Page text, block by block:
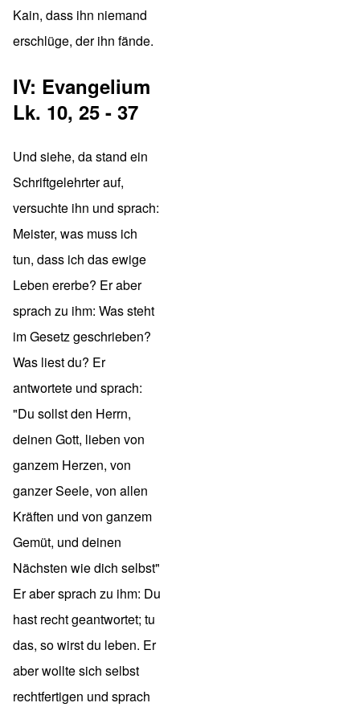
Kain, dass ihn niemand
erschlüge, der ihn fände.
IV: Evangelium
Lk. 10, 25 - 37
Und siehe, da stand ein
Schriftgelehrter auf,
versuchte ihn und sprach:
Meister, was muss ich
tun, dass ich das ewige
Leben ererbe? Er aber
sprach zu ihm: Was steht
im Gesetz geschrieben?
Was liest du? Er
antwortete und sprach:
"Du sollst den Herrn,
deinen Gott, lieben von
ganzem Herzen, von
ganzer Seele, von allen
Kräften und von ganzem
Gemüt, und deinen
Nächsten wie dich selbst"
Er aber sprach zu ihm: Du
hast recht geantwortet; tu
das, so wirst du leben. Er
aber wollte sich selbst
rechtfertigen und sprach